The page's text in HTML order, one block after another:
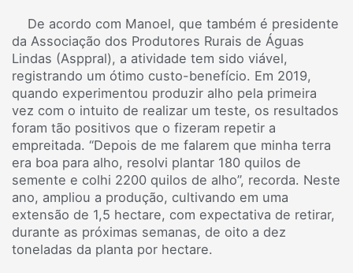
De acordo com Manoel, que também é presidente
da Associação dos Produtores Rurais de Águas
Lindas (Asppral), a atividade tem sido viável,
registrando um ótimo custo-benefício. Em 2019,
quando experimentou produzir alho pela primeira
vez com o intuito de realizar um teste, os resultados
foram tão positivos que o fizeram repetir a
empreitada. “Depois de me falarem que minha terra
era boa para alho, resolvi plantar 180 quilos de
semente e colhi 2200 quilos de alho”, recorda. Neste
ano, ampliou a produção, cultivando em uma
extensão de 1,5 hectare, com expectativa de retirar,
durante as próximas semanas, de oito a dez
toneladas da planta por hectare.